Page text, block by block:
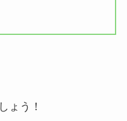
ょう！